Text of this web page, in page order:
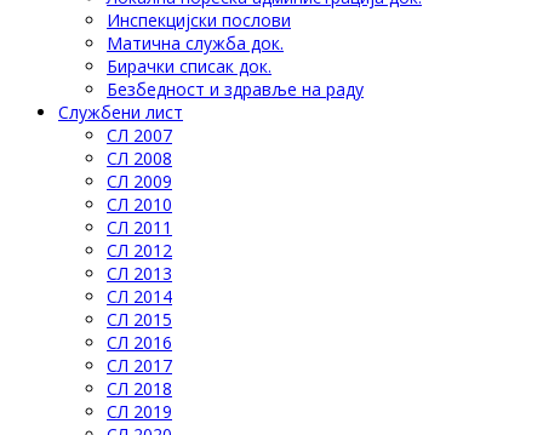
Инспекцијски послови
Матична служба док.
Бирачки списак док.
Безбедност и здравље на раду
Службени лист
СЛ 2007
СЛ 2008
СЛ 2009
СЛ 2010
СЛ 2011
СЛ 2012
СЛ 2013
СЛ 2014
СЛ 2015
СЛ 2016
СЛ 2017
СЛ 2018
СЛ 2019